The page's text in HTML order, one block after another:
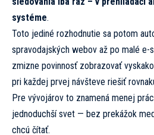
systéme.
Toto jediné rozhodnutie sa potom
spravodajských webov až po malé e-
zmizne povinnosť zobrazovať
pri každej prvej návšteve riešiť
Pre vývojárov to znamená menej
jednoduchší svet — bez prekážok
chcú čítať.